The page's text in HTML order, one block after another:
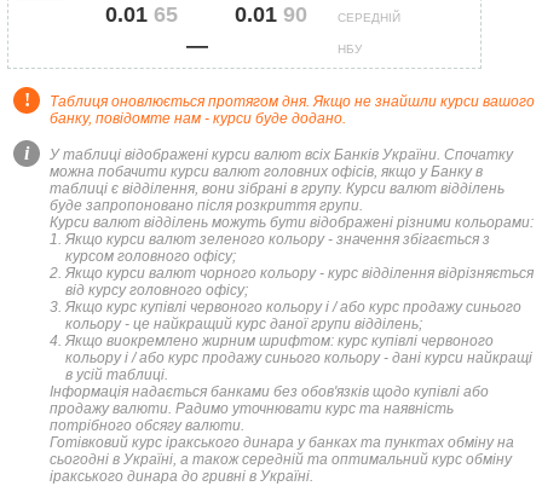
0.01 65 0.01 90 СЕРЕДНІЙ
— НБУ
!
Таблиця оновлюється протягом дня. Якщо не знайшли курси вашого
банку, повідомте нам - курси буде додано.
i
У таблиці відображені курси валют всіх Банків України. Спочатку
можна побачити курси валют головних офісів, якщо у Банку в
таблиці є відділення, вони зібрані в групу. Курси валют відділень
буде запропоновано після розкриття групи.
Курси валют відділень можуть бути відображені різними кольорами:
Якщо курси валют зеленого кольору - значення збігається з
курсом головного офісу;
Якщо курси валют чорного кольору - курс відділення відрізняється
від курсу головного офісу;
Якщо курс купівлі червоного кольору і / або курс продажу синього
кольору - це найкращий курс даної групи відділень;
Якщо виокремлено жирним шрифтом: курс купівлі червоного
кольору і / або курс продажу синього кольору - дані курси найкращі
в усій таблиці.
Інформація надається банками без обов'язків щодо купівлі або
продажу валюти. Радимо уточнювати курс та наявність
потрібного обсягу валюти.
Готівковий курс іракського динара у банках та пунктах обміну на
сьогодні в Україні, а також середній та оптимальний курс обміну
іракського динара до гривні в Україні.